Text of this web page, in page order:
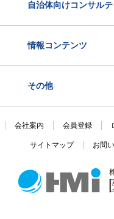
自治体向けコンサル
情報コンテンツ
その他
会社案内 会員登録
サイトマップ お問